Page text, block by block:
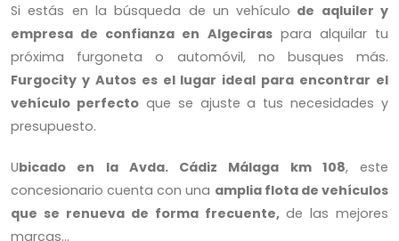
Si estás en la búsqueda de un vehículo de aqluiler y
empresa de confianza en Algeciraspara alquilar tu
próxima furgoneta o automóvil, no busques más.
Furgocity y Autos es el lugar ideal para encontrar el
vehículo perfectoque se ajuste a tus necesidades y
presupuesto.
Ubicado en la Avda. Cádiz Málaga km 108, este
concesionario cuenta con una amplia flota de vehículos
que se renueva de forma frecuente, de las mejores
marcas…